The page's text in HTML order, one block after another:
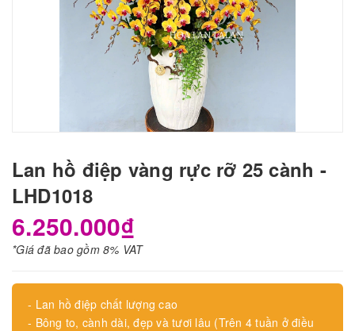
Lan hồ điệp vàng rực rỡ 25 cành -
LHD1018
6.250.000₫
*Giá đã bao gồm 8% VAT
- Lan hồ điệp chất lượng cao
- Bông to, cành dài, đẹp và tươi lâu (Trên 4 tuần ở điều